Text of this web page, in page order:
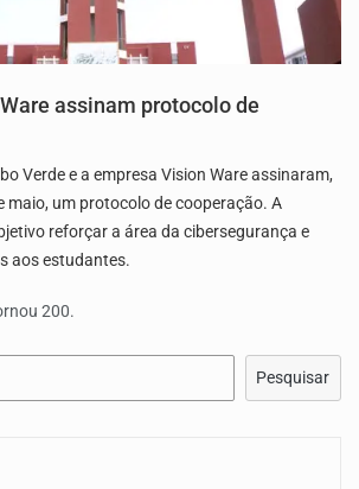
assinam protocolo de
Verde e a empresa Vision Ware assinaram,
maio, um protocolo de cooperação. A
reforçar a área da cibersegurança e
aos estudantes.
200.
Pesquisar